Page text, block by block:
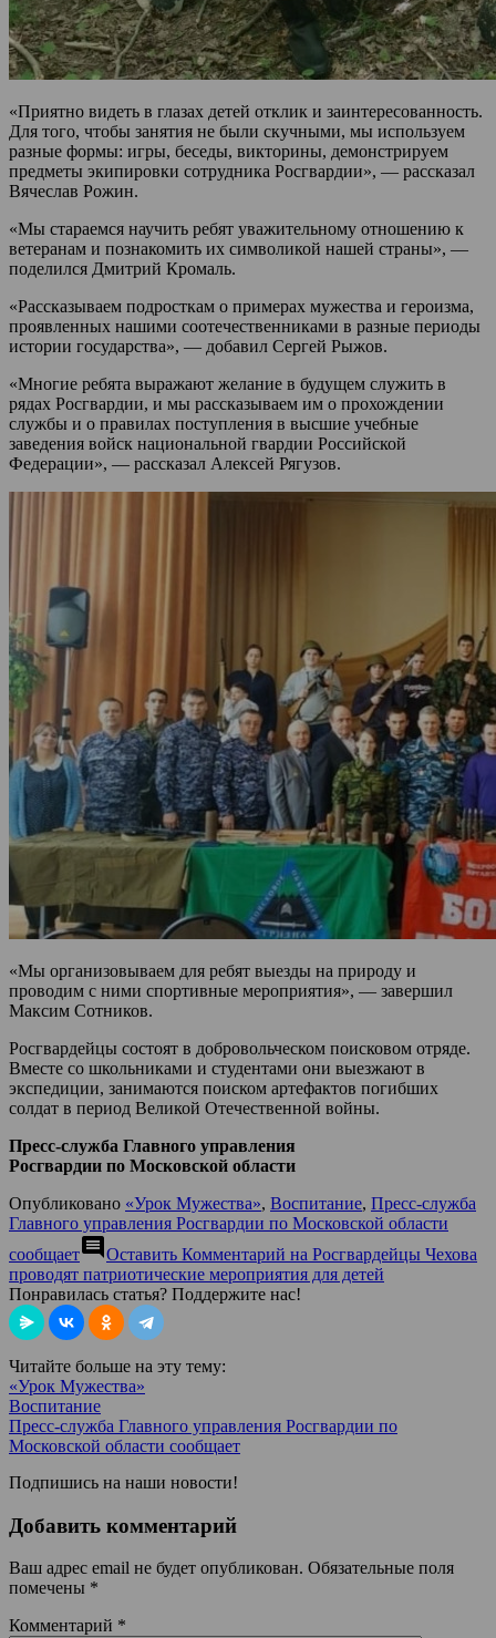
«Приятно видеть в глазах детей отклик и заинтересованность.
Для того, чтобы занятия не были скучными, мы используем
разные формы: игры, беседы, викторины, демонстрируем
предметы экипировки сотрудника Росгвардии», — рассказал
Вячеслав Рожин.
«Мы стараемся научить ребят уважительному отношению к
ветеранам и познакомить их символикой нашей страны», —
поделился Дмитрий Кромаль.
«Рассказываем подросткам о примерах мужества и героизма,
проявленных нашими соотечественниками в разные периоды
истории государства», — добавил Сергей Рыжов.
«Многие ребята выражают желание в будущем служить в
рядах Росгвардии, и мы рассказываем им о прохождении
службы и о правилах поступления в высшие учебные
заведения войск национальной гвардии Российской
Федерации», — рассказал Алексей Рягузов.
«Мы организовываем для ребят выезды на природу и
проводим с ними спортивные мероприятия», — завершил
Максим Сотников.
Росгвардейцы состоят в добровольческом поисковом отряде.
Вместе со школьниками и студентами они выезжают в
экспедиции, занимаются поиском артефактов погибших
солдат в период Великой Отечественной войны.
Пресс-служба Главного управления
Росгвардии по Московской области
Опубликовано «Урок Мужества», Воспитание, Пресс-служба
Главного управления Росгвардии по Московской области
сообщаетcomment Оставить Комментарий на Росгвардейцы Чехова
проводят патриотические мероприятия для детей
Понравилась статья? Поддержите нас!
Читайте больше на эту тему:
«Урок Мужества»
Воспитание
Пресс-служба Главного управления Росгвардии по
Московской области сообщает
Подпишись на наши новости!
Добавить комментарий
Ваш адрес email не будет опубликован. Обязательные поля
помечены *
Комментарий *